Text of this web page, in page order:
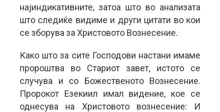
најиндикативните, затоа што во анализата
што следиќе видиме и други цитати во кои
се зборува за Христовото Вознесение.
Како што за сите Господови настани имаме
пророштва во Стариот завет, истото се
случува и со Божественото Вознесение.
Пророкот Езекиил имал видение, кое се
однесува на Христовото вознесение: И